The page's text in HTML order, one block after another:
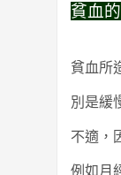
貧血
貧血所
別是緩
不適，
例如月